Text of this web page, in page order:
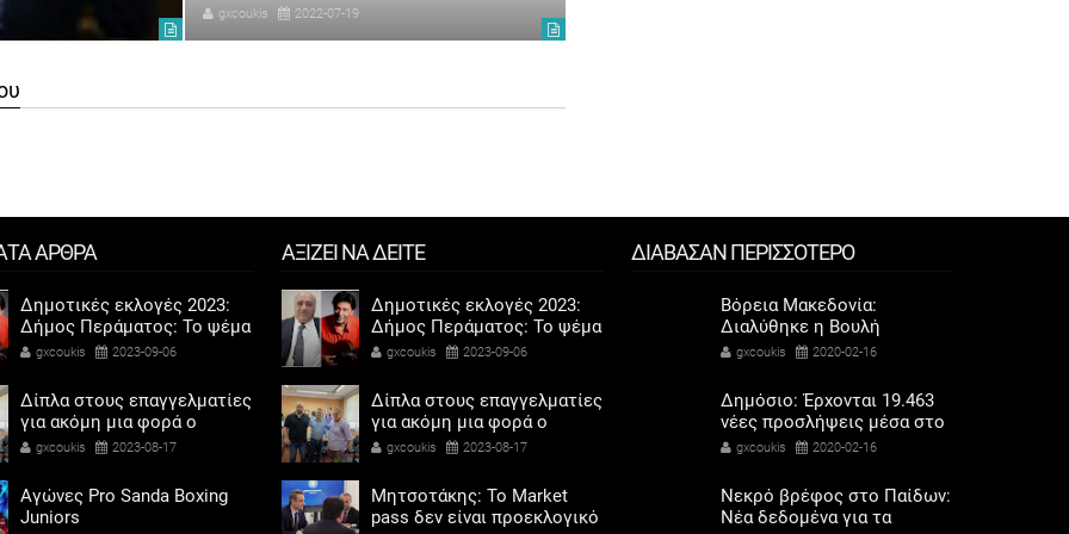
gxcoukis 2022-07-19
ΑΡΘΡΑ
Δημοτικές εκλογές 2023:
Δήμος Περάματος: Το ψέμα
τελικά έχει κοντά ποδάρια
gxcoukis 2023-09-06
Δίπλα στους επαγγελματίες
για ακόμη μια φορά ο
Αντιδήμαρχος προσόδων
Καψοκόλης
gxcoukis 2023-08-17
Αγώνες Pro Sanda Boxing
Juniors
ΑΞΙΖΕΙ ΝΑ ΔΕΙΤΕ
Δημοτικές εκλογές 2023:
Δήμος Περάματος: Το ψέμα
τελικά έχει κοντά ποδάρια
gxcoukis 2023-09-06
Δίπλα στους επαγγελματίες
για ακόμη μια φορά ο
Αντιδήμαρχος προσόδων
Καψοκόλης
gxcoukis 2023-08-17
Μητσοτάκης: Το Market
pass δεν είναι προεκλογικό
ΔΙΑΒΑΣΑΝ ΠΕΡΙΣΣΟΤΕΡΟ
Βόρεια Μακεδονία:
Διαλύθηκε η Βουλή
-Πρόωρες βουλευτικές
gxcoukis 2020-02-16
Δημόσιο: Έρχονται 19.463
νέες προσλήψεις μέσα στο
2020
gxcoukis 2020-02-16
Νεκρό βρέφος στο Παίδων:
Νέα δεδομένα για τα